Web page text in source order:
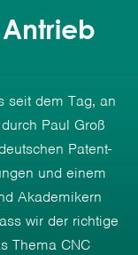
seit dem Tag, an
Paul Groß
Patent-
und einem
Akademikern
wir der richtige
Thema CNC